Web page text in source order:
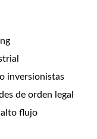
inversionistas
de orden legal
alto flujo